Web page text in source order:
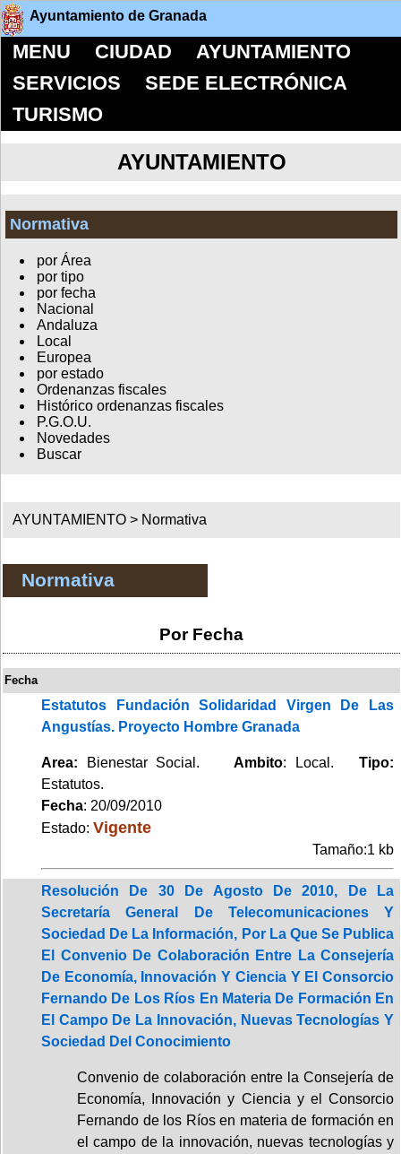
Ayuntamiento de Granada
MENU CIUDAD
AYUNTAMIENTO
SERVICIOS
SEDE ELECTRÓNICA
TURISMO
AYUNTAMIENTO
Normativa
por Área
por tipo
por fecha
Nacional
Andaluza
Local
Europea
por estado
Ordenanzas fiscales
Histórico ordenanzas fiscales
P.G.O.U.
Novedades
Buscar
AYUNTAMIENTO > Normativa
Normativa
Por Fecha
Fecha
Estatutos Fundación Solidaridad Virgen De Las
Angustías. Proyecto Hombre Granada
Area: Bienestar Social. Ambito: Local. Tipo:
Estatutos.
Fecha: 20/09/2010
Estado: Vigente
Tamaño:1 kb
Resolución De 30 De Agosto De 2010, De La
Secretaría General De Telecomunicaciones Y
Sociedad De La Información, Por La Que Se Publica
El Convenio De Colaboración Entre La Consejería
De Economía, Innovación Y Ciencia Y El Consorcio
Fernando De Los Ríos En Materia De Formación En
El Campo De La Innovación, Nuevas Tecnologías Y
Sociedad Del Conocimiento
Convenio de colaboración entre la Consejería de
Economía, Innovación y Ciencia y el Consorcio
Fernando de los Ríos en materia de formación en
el campo de la innovación, nuevas tecnologías y